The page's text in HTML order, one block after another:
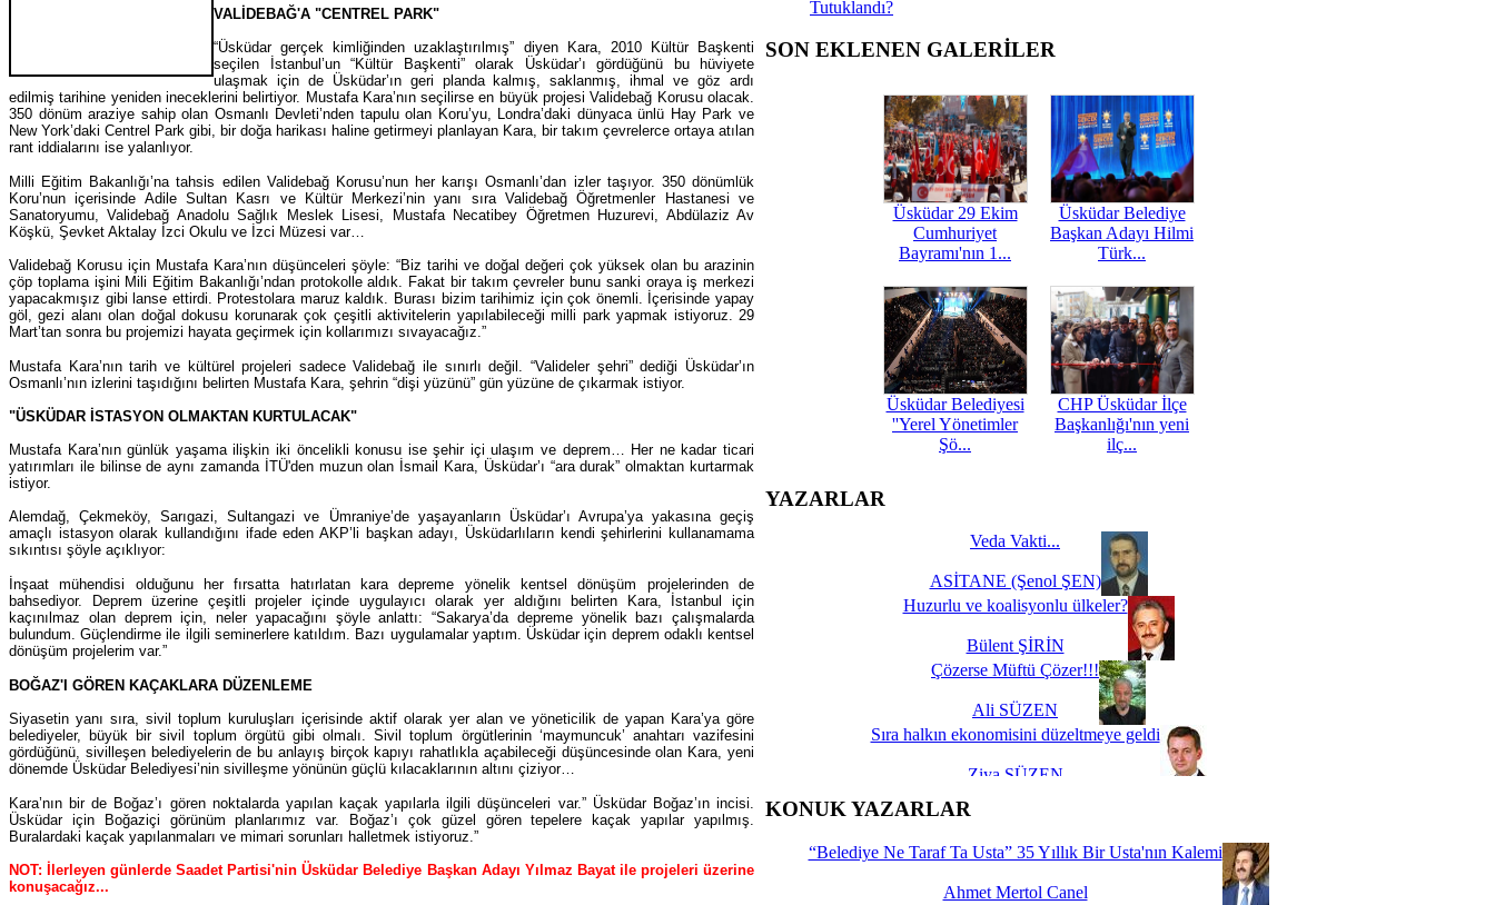
VALİDEBAĞ'A "CENTREL PARK"
“Üsküdar gerçek kimliğinden uzaklaştırılmış” diyen Kara, 2010 Kültür Başkenti
seçilen İstanbul’un “Kültür Başkenti” olarak Üsküdar’ı gördüğünü bu hüviyete
ulaşmak için de Üsküdar’ın geri planda kalmış, saklanmış, ihmal ve göz ardı
edilmiş tarihine yeniden ineceklerini belirtiyor. Mustafa Kara’nın seçilirse en büyük projesi Validebağ Korusu olacak.
350 dönüm araziye sahip olan Osmanlı Devleti’nden tapulu olan Koru’yu, Londra’daki dünyaca ünlü Hay Park ve
New York’daki Centrel Park gibi, bir doğa harikası haline getirmeyi planlayan Kara, bir takım çevrelerce ortaya atılan
rant iddialarını ise yalanlıyor.
Milli Eğitim Bakanlığı’na tahsis edilen Validebağ Korusu’nun her karışı Osmanlı’dan izler taşıyor. 350 dönümlük
Koru’nun içerisinde Adile Sultan Kasrı ve Kültür Merkezi’nin yanı sıra Validebağ Öğretmenler Hastanesi ve
Sanatoryumu, Validebağ Anadolu Sağlık Meslek Lisesi, Mustafa Necatibey Öğretmen Huzurevi, Abdülaziz Av
Köşkü, Şevket Aktalay İzci Okulu ve İzci Müzesi var…
Validebağ Korusu için Mustafa Kara’nın düşünceleri şöyle: “Biz tarihi ve doğal değeri çok yüksek olan bu arazinin
çöp toplama işini Mili Eğitim Bakanlığı’ndan protokolle aldık. Fakat bir takım çevreler bunu sanki oraya iş merkezi
yapacakmışız gibi lanse ettirdi. Protestolara maruz kaldık. Burası bizim tarihimiz için çok önemli. İçerisinde yapay
göl, gezi alanı olan doğal dokusu korunarak çok çeşitli aktivitelerin yapılabileceği milli park yapmak istiyoruz. 29
Mart’tan sonra bu projemizi hayata geçirmek için kollarımızı sıvayacağız.”
Mustafa Kara’nın tarih ve kültürel projeleri sadece Validebağ ile sınırlı değil. “Valideler şehri” dediği Üsküdar’ın
Osmanlı’nın izlerini taşıdığını belirten Mustafa Kara, şehrin “dişi yüzünü” gün yüzüne de çıkarmak istiyor.
"ÜSKÜDAR İSTASYON OLMAKTAN KURTULACAK"
Mustafa Kara’nın günlük yaşama ilişkin iki öncelikli konusu ise şehir içi ulaşım ve deprem… Her ne kadar ticari
yatırımları ile bilinse de aynı zamanda İTÜ'den muzun olan İsmail Kara, Üsküdar’ı “ara durak” olmaktan kurtarmak
istiyor.
Alemdağ, Çekmeköy, Sarıgazi, Sultangazi ve Ümraniye’de yaşayanların Üsküdar’ı Avrupa’ya yakasına geçiş
amaçlı istasyon olarak kullandığını ifade eden AKP’li başkan adayı, Üsküdarlıların kendi şehirlerini kullanamama
sıkıntısı şöyle açıklıyor:
İnşaat mühendisi olduğunu her fırsatta hatırlatan kara depreme yönelik kentsel dönüşüm projelerinden de
bahsediyor. Deprem üzerine çeşitli projeler içinde uygulayıcı olarak yer aldığını belirten Kara, İstanbul için
kaçınılmaz olan deprem için, neler yapacağını şöyle anlattı: “Sakarya’da depreme yönelik bazı çalışmalarda
bulundum. Güçlendirme ile ilgili seminerlere katıldım. Bazı uygulamalar yaptım. Üsküdar için deprem odaklı kentsel
dönüşüm projelerim var.”
BOĞAZ'I GÖREN KAÇAKLARA DÜZENLEME
Siyasetin yanı sıra, sivil toplum kuruluşları içerisinde aktif olarak yer alan ve yöneticilik de yapan Kara’ya göre
belediyeler, büyük bir sivil toplum örgütü gibi olmalı. Sivil toplum örgütlerinin ‘maymuncuk’ anahtarı vazifesini
gördüğünü, sivilleşen belediyelerin de bu anlayış birçok kapıyı rahatlıkla açabileceği düşüncesinde olan Kara, yeni
dönemde Üsküdar Belediyesi’nin sivilleşme yönünün güçlü kılacaklarının altını çiziyor…
Kara’nın bir de Boğaz’ı gören noktalarda yapılan kaçak yapılarla ilgili düşünceleri var.” Üsküdar Boğaz’ın incisi.
Üsküdar için Boğaziçi görünüm planlarımız var. Boğaz’ı çok güzel gören tepelere kaçak yapılar yapılmış.
Buralardaki kaçak yapılanmaları ve mimari sorunları halletmek istiyoruz.”
NOT: İlerleyen günlerde Saadet Partisi'nin Üsküdar Belediye Başkan Adayı Yılmaz Bayat ile projeleri üzerine
konuşacağız...
Tutuklandı?
SON EKLENEN GALERİLER
Üsküdar 29 Ekim
Cumhuriyet
Bayramı'nın 1...
Üsküdar Belediye
Başkan Adayı Hilmi
Türk...
Üsküdar Belediyesi
''Yerel Yönetimler
Şö...
CHP Üsküdar İlçe
Başkanlığı'nın yeni
ilç...
YAZARLAR
Veda Vakti...
ASİTANE (Şenol ŞEN)
Huzurlu ve koalisyonlu ülkeler?
Bülent ŞİRİN
Çözerse Müftü Çözer!!!
Ali SÜZEN
Sıra halkın ekonomisini düzeltmeye geldi
Ziya SÜZEN
İşte Biz buyuz...
KONUK YAZARLAR
“Belediye Ne Taraf Ta Usta” 35 Yıllık Bir Usta'nın Kalemi
Ahmet Mertol Canel